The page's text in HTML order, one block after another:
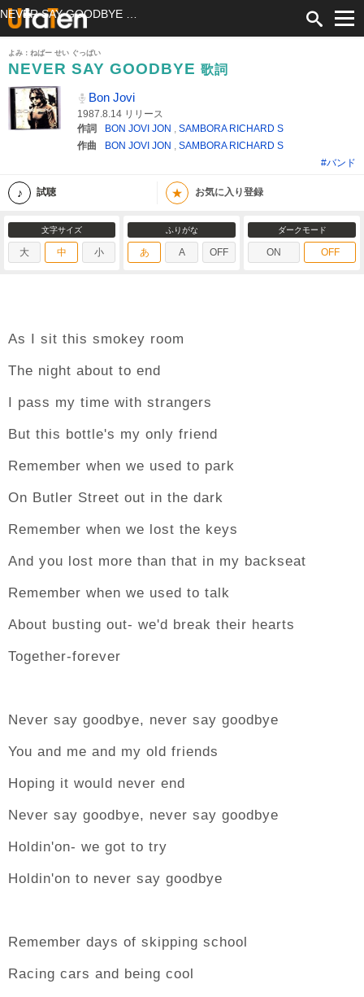
よみ：ねばー せい ぐっばい
NEVER SAY GOODBYE 歌詞
Bon Jovi
1987.8.14 リリース
作詞
BON JOVI JON , SAMBORA RICHARD S
作曲
BON JOVI JON , SAMBORA RICHARD S
#バンド
試聴 ★ お気に入り登録
文字サイズ
大 中 小
ふりがな
あ A OFF
ダークモード
ON OFF
As I sit this smokey room
The night about to end
I pass my time with strangers
But this bottle's my only friend
Remember when we used to park
On Butler Street out in the dark
Remember when we lost the keys
And you lost more than that in my backseat
Remember when we used to talk
About busting out- we'd break their hearts
Together-forever
Never say goodbye, never say goodbye
You and me and my old friends
Hoping it would never end
Never say goodbye, never say goodbye
Holdin'on- we got to try
Holdin'on to never say goodbye
Remember days of skipping school
Racing cars and being cool